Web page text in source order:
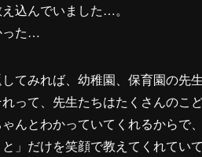
込んでいました…。
った…
てみれば、幼稚園、保育園の先
って、先生たちはたくさんのこ
んとわかっていてくれるからで
と」だけを笑顔で教えてくれて